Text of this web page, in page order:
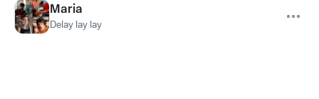
Maria
Delay lay lay